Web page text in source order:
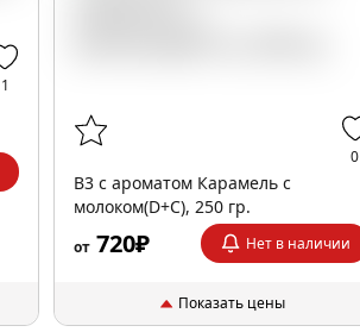
1
0
B3 с ароматом Карамель с
молоком(D+C), 250 гр.
от 720₽ Нет в наличии
Показать цены